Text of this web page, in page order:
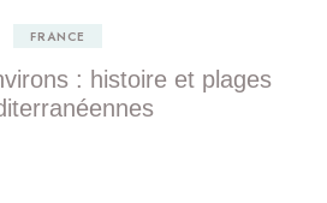
FRANCE
: histoire et plages